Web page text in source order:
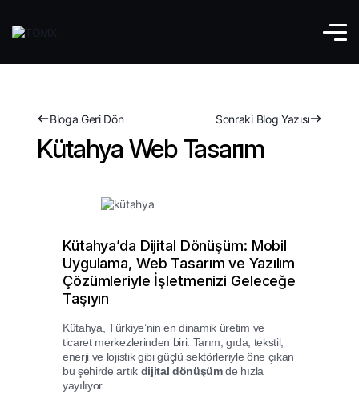
Bloga Geri Dön Sonraki Blog Yazısı
Kütahya Web Tasarım
Kütahya’da Dijital Dönüşüm: Mobil
Uygulama, Web Tasarım ve Yazılım
Çözümleriyle İşletmenizi Geleceğe
Taşıyın
Kütahya, Türkiye’nin en dinamik üretim ve
ticaret merkezlerinden biri. Tarım, gıda, tekstil,
enerji ve lojistik gibi güçlü sektörleriyle öne çıkan
bu şehirde artık dijital dönüşümde hızla
yayılıyor.